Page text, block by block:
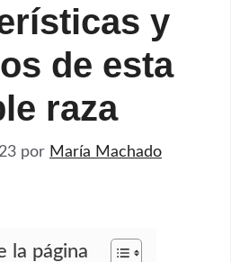
y
de esta
raza
por María Machado
la página